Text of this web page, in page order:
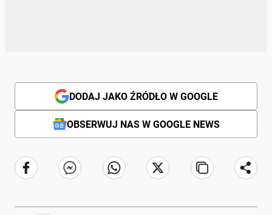
DODAJ JAKO ŹRÓDŁO W GOOGLE
OBSERWUJ NAS W GOOGLE NEWS